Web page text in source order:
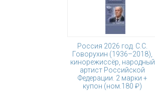
Россия 2026 год. С.С.
Говорухин (1936–2018),
кинорежиссёр, народный
артист Российской
Федерации. 2 марки +
купон (ном.180 ₽)